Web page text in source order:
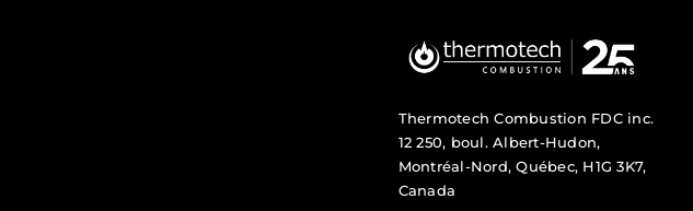
Thermotech Combustion FDC inc.
12 250, boul. Albert-Hudon,
Montréal-Nord, Québec, H1G 3K7,
Canada